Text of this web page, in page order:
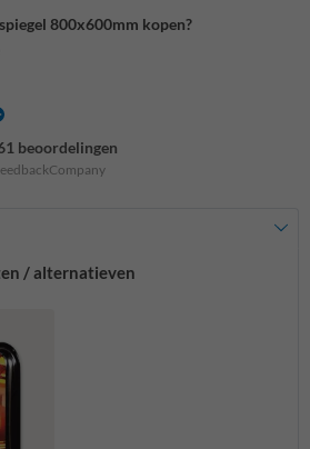
800x600mm kopen?
beoordelingen
/ alternatieven